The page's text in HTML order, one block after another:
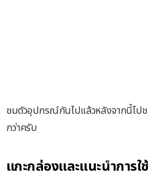
ชมตัวอุปกรณ์กันไปแล้วหลังจากนี้ไ
กว่าครับ
แกะกล่องและแนะนำการ